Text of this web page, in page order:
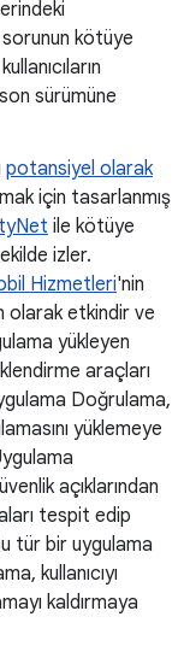
kötüye
sürümüne
potansiyel olarak
için tasarlanmış
ile kötüye
izler.
Hizmetleri'nin
olarak etkindir ve
yükleyen
araçları
Doğrulama,
yüklemeye
açıklarından
tespit edip
tür bir uygulama
kullanıcıyı
kaldırmaya